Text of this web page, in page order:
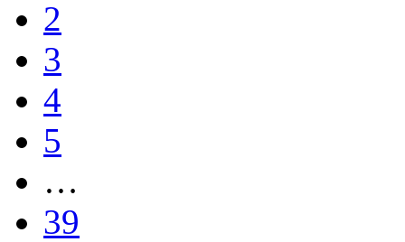
2
3
4
5
…
39